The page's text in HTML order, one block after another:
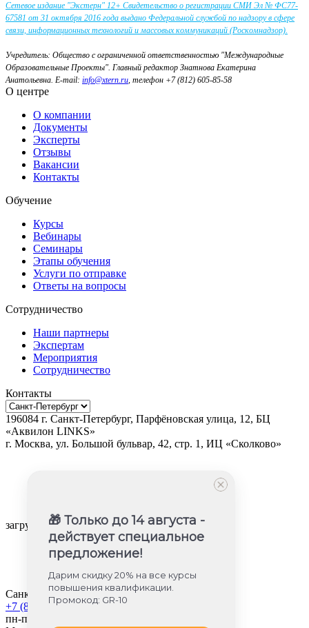
Сетевое издание "Экстерн" 12+ Свидетельство о регистрации СМИ Эл № ФС77-
67581 от 31 октября 2016 года выдано Федеральной службой по надзору в сфере
связи, информационных технологий и массовых коммуникаций (Роскомнадзор).
Учредитель: Общество с ограниченной ответственностью "Международные
Образовательные Проекты". Главный редактор Знатнова Екатерина
Анатольевна. E-mail: info@xtern.ru, телефон +7 (812) 605-85-58
О центре
О компании
Документы
Эксперты
Отзывы
Вакансии
Контакты
Обучение
Курсы
Вебинары
Семинары
Этапы обучения
Услуги по отправке
Ответы на вопросы
Сотрудничество
Наши партнеры
Экспертам
Мероприятия
Сотрудничество
Контакты
196084 г. Санкт-Петербург, Парфёновская улица, 12, БЦ
«Аквилон LINKS»
г. Москва, ул. Большой бульвар, 42, стр. 1, ИЦ «Сколково»
загрузка карты...
Санкт-Петербург
+7 (812) 605-85-58
пн-пт с 9:00 до 18:00
🎁 Только до 14 августа -
действует специальное
предложение!
Дарим скидку 20% на все курсы
повышения квалификации.
Промокод: GR-10